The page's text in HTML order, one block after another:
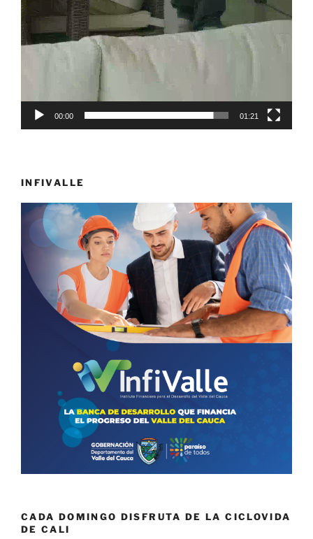
00:00 01:21
INFIVALLE
CADA DOMINGO DISFRUTA DE LA CICLOVIDA
DE CALI